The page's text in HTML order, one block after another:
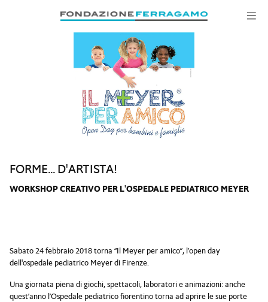
Salta alla navigazione
Salta al contenuto principale
Salta al piè di pagina
FORME... D'ARTISTA!
WORKSHOP CREATIVO PER L'OSPEDALE PEDIATRICO MEYER
Sabato 24 febbraio 2018 torna “Il Meyer per amico”, l’open day
dell'ospedale pediatrico Meyer di Firenze.
Una giornata piena di giochi, spettacoli, laboratori e animazioni: anche
quest’anno l’Ospedale pediatrico fiorentino torna ad aprire le sue porte